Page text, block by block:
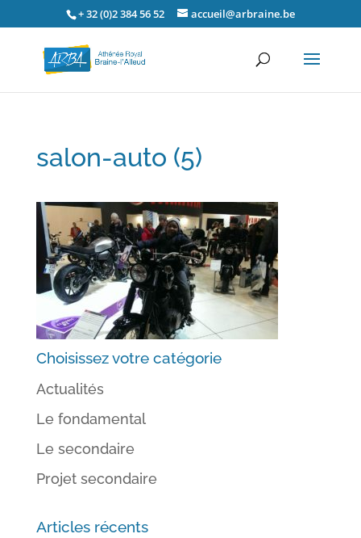
+ 32 (0)2 384 56 52 accueil@arbraine.be
salon-auto (5)
Choisissez votre catégorie
Actualités
Le fondamental
Le secondaire
Projet secondaire
Articles récents